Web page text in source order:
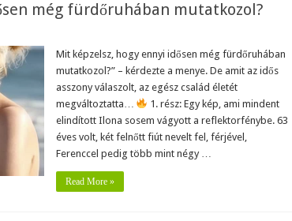
még fürdőruhában mutatkozol?
Mit képzelsz, hogy ennyi idősen még fürdőruhában
mutatkozol?” – kérdezte a menye. De amit az idős
asszony válaszolt, az egész család életét
megváltoztatta…
1. rész: Egy kép, ami mindent
elindított Ilona sosem vágyott a reflektorfénybe. 63
éves volt, két felnőtt fiút nevelt fel, férjével,
Ferenccel pedig több mint négy …
Read More »